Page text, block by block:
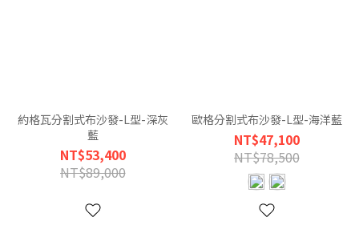
約格瓦分割式布沙發-L型-深灰
藍
NT$53,400
NT$89,000
歐格分割式布沙發-L型-海洋藍
NT$47,100
NT$78,500